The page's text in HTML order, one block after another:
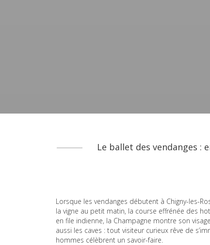
Le ballet des vendanges
Lorsque les vendanges débutent à Chigny-les-
la vigne au petit matin, la course effrénée des
en file indienne, la Champagne montre son
aussi les caves : tout visiteur curieux rêve de
hommes célèbrent un savoir-faire.